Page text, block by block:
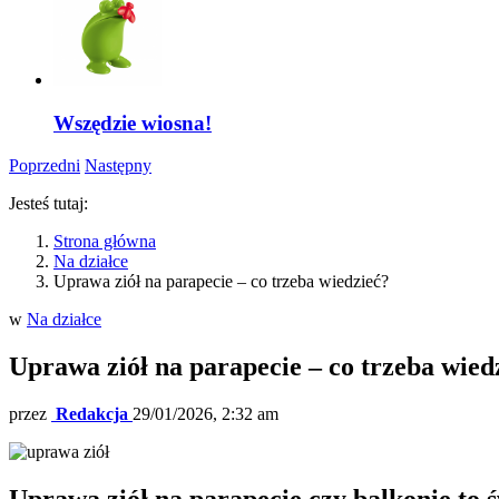
Wszędzie wiosna!
Poprzedni Następny
Jesteś tutaj:
Strona główna
Na działce
Uprawa ziół na parapecie – co trzeba wiedzieć?
w Na działce
Uprawa ziół na parapecie – co trzeba
przez Redakcja 29/01/2026, 2:32 am